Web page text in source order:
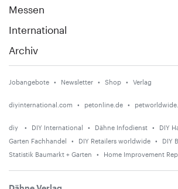
Messen
International
Archiv
Jobangebote Newsletter Shop Verlag
diyinternational.com petonline.de
diy DIY International Dähne Infodienst
DIY
Garten Fachhandel
DIY Retailers worldwide
DIY
Statistik Baumarkt + Garten
Home Improvement